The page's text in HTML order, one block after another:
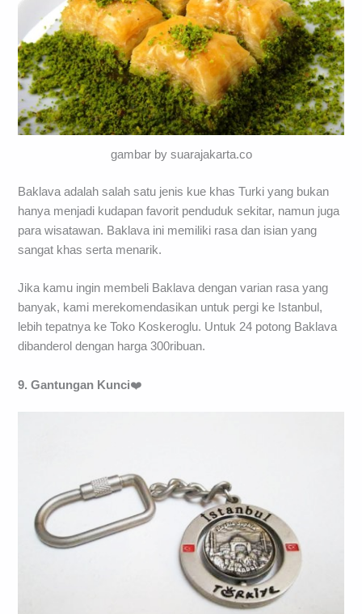
gambar by suarajakarta.co
Baklava adalah salah satu jenis kue khas Turki yang bukan
hanya menjadi kudapan favorit penduduk sekitar, namun juga
para wisatawan. Baklava ini memiliki rasa dan isian yang
sangat khas serta menarik.
Jika kamu ingin membeli Baklava dengan varian rasa yang
banyak, kami merekomendasikan untuk pergi ke Istanbul,
lebih tepatnya ke Toko Koskeroglu. Untuk 24 potong Baklava
dibanderol dengan harga 300ribuan.
9. Gantungan Kunci❤️